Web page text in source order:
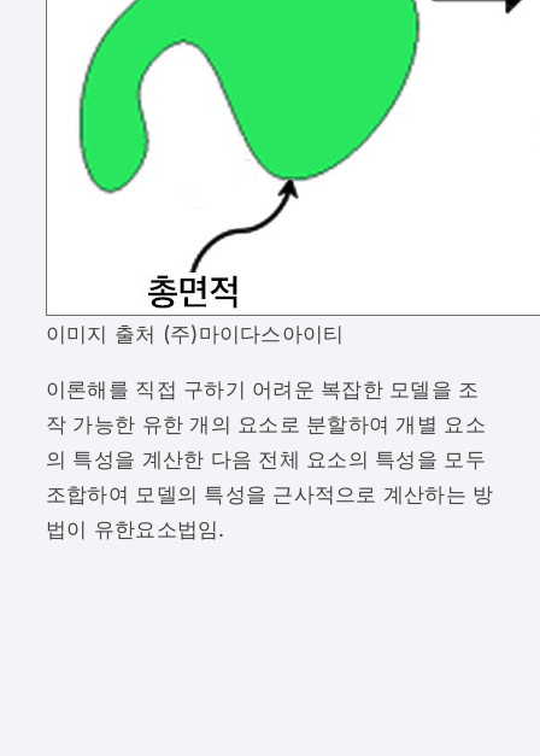
이미지 출처 (주)마이다스아이티
이론해를 직접 구하기 어려운 복잡한 모델을 조
작 가능한 유한 개의 요소로 분할하여 개별 요소
의 특성을 계산한 다음 전체 요소의 특성을 모두
조합하여 모델의 특성을 근사적으로 계산하는 방
법이 유한요소법임.